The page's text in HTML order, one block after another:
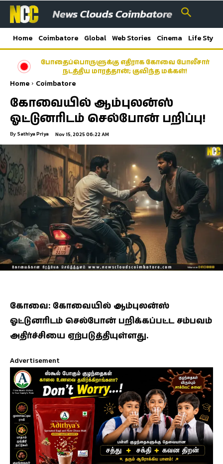
Home Coimbatore Global Web Stories Cinema Life Style
போதைப்பொருளுக்கு எதிராக கோவை போலீசார்
நடத்திய மாரத்தான்; குவிந்த மக்கள்!
Home Coimbatore
கோவையில் ஆம்புலன்ஸ்
ஓட்டுனரிடம் செல்போன் பறிப்பு!
By Sathiya Priya Nov 15, 2025 06:22 AM
கோவை: கோவையில் ஆம்புலன்ஸ்
ஓட்டுனரிடம் செல்போன் பறிக்கப்பட்ட சம்பவம்
அதிர்ச்சியை ஏற்படுத்தியுள்ளது.
Advertisement